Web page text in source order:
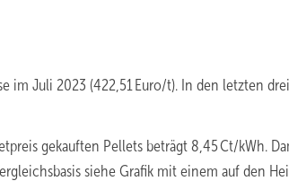
im Juli 2023 (422,51 Euro/t). In den letzten drei
gekauften Pellets beträgt 8,45 Ct/kWh.
siehe Grafik mit einem auf den